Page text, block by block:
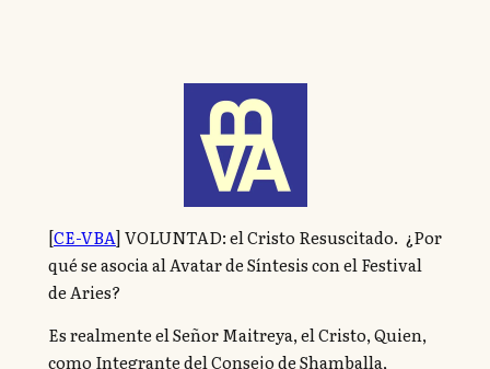
[CE-VBA] VOLUNTAD: el Cristo Resuscitado. ¿Por
qué se asocia al Avatar de Síntesis con el Festival
de Aries?
Es realmente el Señor Maitreya, el Cristo, Quien,
como Integrante del Consejo de Shamballa,